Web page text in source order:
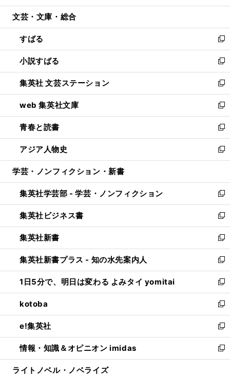
開
ウ
開
く
ン
ウ
で
開
く
ウ
ン
ド
ウ
で
開
く
文芸・文庫・総合
すばる
新
し
い
ウ
ィ
ン
ド
ウ
で
開
く
小説すばる
新
し
い
ウ
ィ
ン
ド
ウ
で
開
集英社 文芸ステーション
新
し
い
ウ
ィ
ン
ド
ウ
開
く
web 集英社文庫
新
し
い
ウ
ィ
ン
ウ
で
開
く
青春と読書
新
し
い
ウ
ン
ド
ウ
で
開
く
アジア人物史
新
し
ウ
ィ
ン
ド
ウ
で
開
く
学芸・ノンフィクション・新書
集英社学芸部 - 学芸・ノンフィクション
新
し
い
ウ
ィ
ン
ド
ウ
で
開
く
集英社ビジネス書
新
し
い
ウ
ィ
ン
ド
ウ
で
開
く
集英社新書
新
し
い
ウ
ィ
ン
ド
ウ
で
開
く
集英社新書プラス - 知の水先案内人
新
し
い
ウ
ィ
ン
ド
ウ
で
開
1日5分で、明日は変わる よみタイ yomitai
新
し
い
ウ
ィ
ン
ド
ウ
kotoba
新
し
い
ウ
ィ
ン
e!集英社
新
し
い
ウ
情報・知識＆オピニオン imidas
新
し
ライトノベル・ノベライズ